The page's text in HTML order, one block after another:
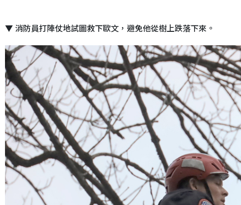
▼ 消防員打陣仗地試圖救下歐文，避免他從樹上跌落下來。